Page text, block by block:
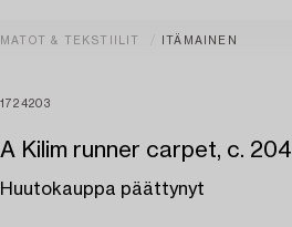
MATOT & TEKSTIILIT ITÄMAINEN
1724203
A Kilim runner carpet, c.
Huutokauppa päättynyt